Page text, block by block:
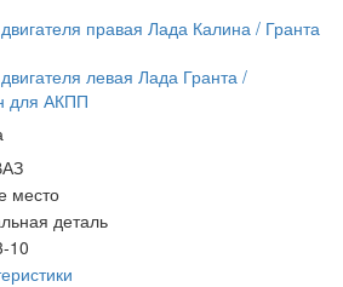
правая Лада Калина / Гранта
левая Лада Гранта /
для АКПП
место
деталь
10